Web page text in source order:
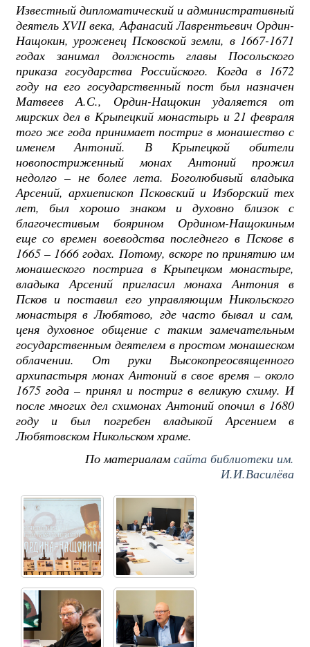
Известный дипломатический и административный
деятель XVII века, Афанасий Лаврентьевич Ордин-
Нащокин, уроженец Псковской земли, в 1667-1671
годах занимал должность главы Посольского
приказа государства Российского. Когда в 1672
году на его государственный пост был назначен
Матвеев А.С., Ордин-Нащокин удаляется от
мирских дел в Крыпецкий монастырь и 21 февраля
того же года принимает постриг в монашество с
именем Антоний. В Крыпецкой обители
новопостриженный монах Антоний прожил
недолго – не более лета. Боголюбивый владыка
Арсений, архиепископ Псковский и Изборский тех
лет, был хорошо знаком и духовно близок с
благочестивым боярином Ордином-Нащокиным
еще со времен воеводства последнего в Пскове в
1665 – 1666 годах. Потому, вскоре по принятию им
монашеского пострига в Крыпецком монастыре,
владыка Арсений пригласил монаха Антония в
Псков и поставил его управляющим Никольского
монастыря в Любятово, где часто бывал и сам,
ценя духовное общение с таким замечательным
государственным деятелем в простом монашеском
облачении. От руки Высокопреосвященного
архипастыря монах Антоний в свое время – около
1675 года – принял и постриг в великую схиму. И
после многих дел схимонах Антоний опочил в 1680
году и был погребен владыкой Арсением в
Любятовском Никольском храме.
По материаламсайта библиотеки им.
И.И.Василёва